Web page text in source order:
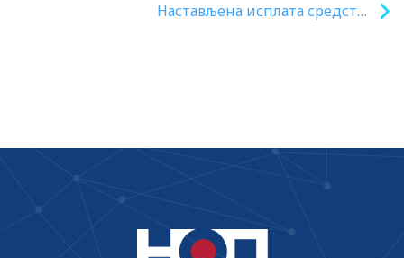
Настављена исплата средства